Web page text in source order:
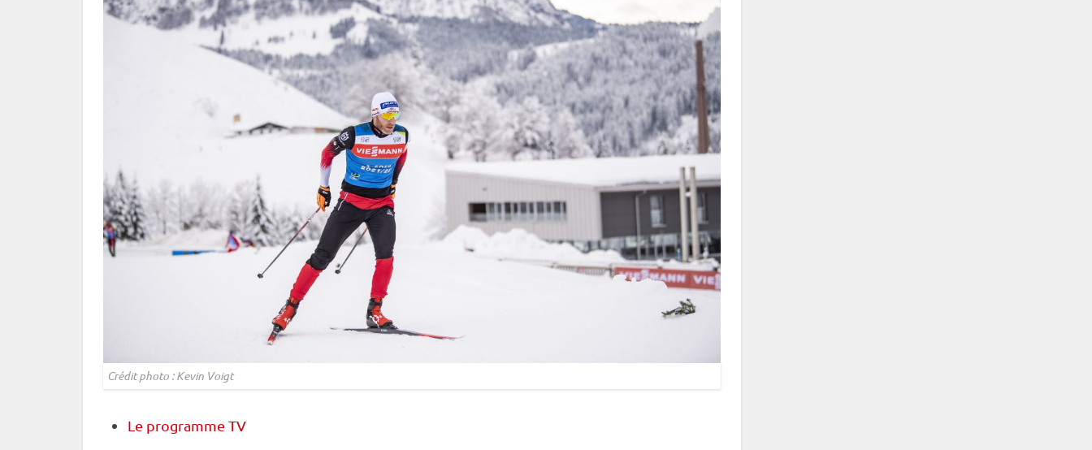
Crédit photo : Kevin Voigt
Le programme TV